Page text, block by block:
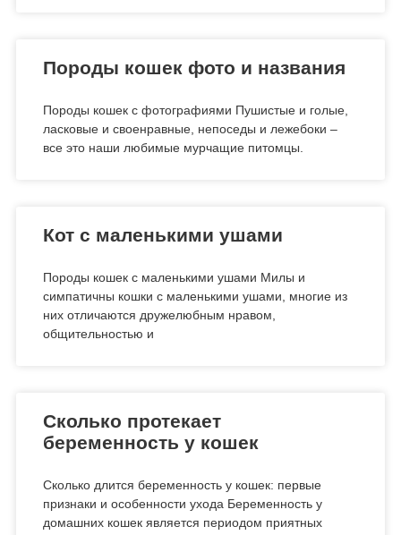
Породы кошек фото и названия
Породы кошек с фотографиями Пушистые и голые,
ласковые и своенравные, непоседы и лежебоки –
все это наши любимые мурчащие питомцы.
Кот с маленькими ушами
Породы кошек с маленькими ушами Милы и
симпатичны кошки с маленькими ушами, многие из
них отличаются дружелюбным нравом,
общительностью и
Сколько протекает
беременность у кошек
Сколько длится беременность у кошек: первые
признаки и особенности ухода Беременность у
домашних кошек является периодом приятных